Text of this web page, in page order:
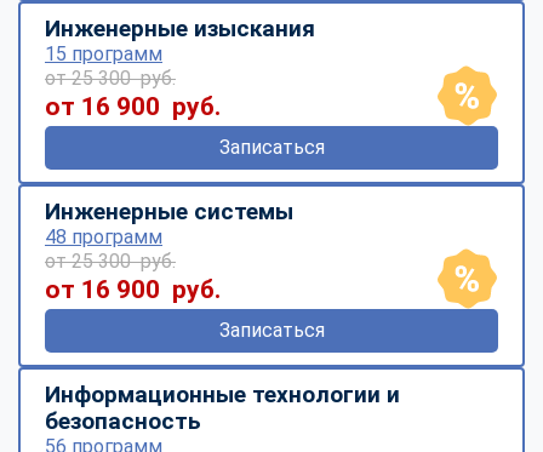
Инженерные изыскания
15 программ
от 25 300 руб.
от 16 900 руб.
Записаться
Инженерные системы
48 программ
от 25 300 руб.
от 16 900 руб.
Записаться
Информационные технологии и
безопасность
56 программ